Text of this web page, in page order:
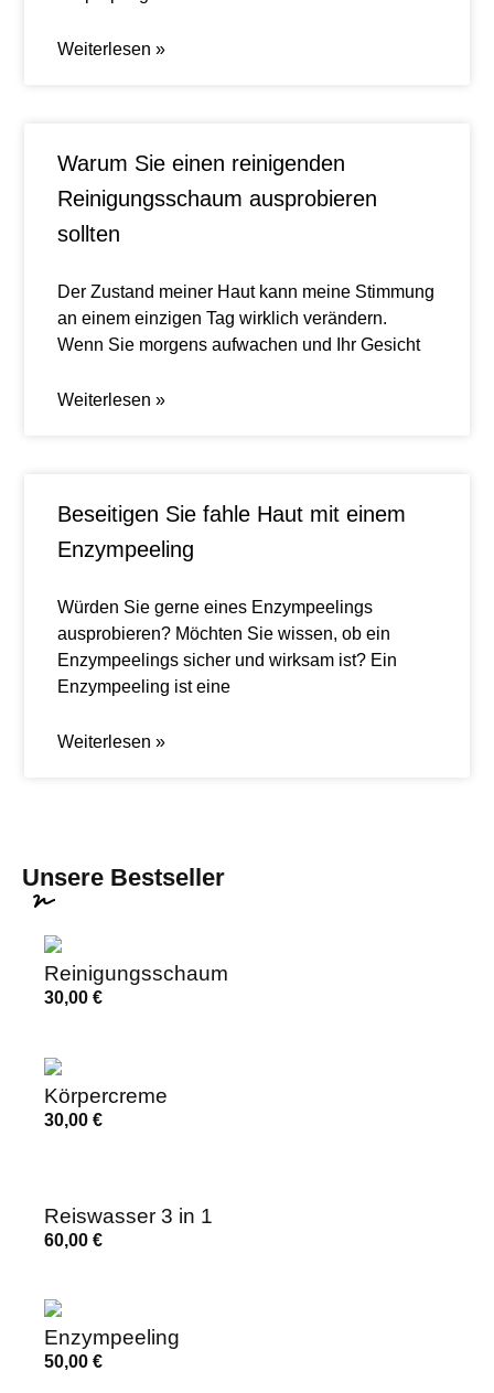
Weiterlesen »
Warum Sie einen reinigenden
Reinigungsschaum ausprobieren
sollten
Der Zustand meiner Haut kann meine Stimmung
an einem einzigen Tag wirklich verändern.
Wenn Sie morgens aufwachen und Ihr Gesicht
Weiterlesen »
Beseitigen Sie fahle Haut mit einem
Enzympeeling
Würden Sie gerne eines Enzympeelings
ausprobieren? Möchten Sie wissen, ob ein
Enzympeelings sicher und wirksam ist? Ein
Enzympeeling ist eine
Weiterlesen »
Unsere Bestseller
Reinigungsschaum
30,00 €
Körpercreme
30,00 €
Reiswasser 3 in 1
60,00 €
Enzympeeling
50,00 €